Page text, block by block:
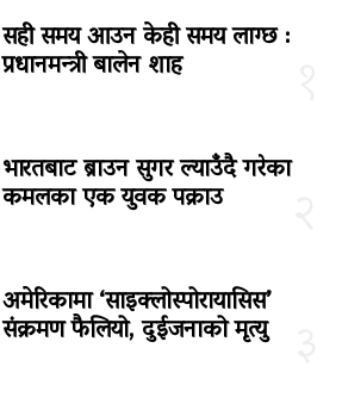
सही समय आउन केही समय लाग्छ :
प्रधानमन्त्री बालेन शाह
भारतबाट ब्राउन सुगर ल्याउँदै गरेका
कमलका एक युवक पक्राउ
अमेरिकामा ‘साइक्लोस्पोरायासिस’
संक्रमण फैलियो, दुईजनाको मृत्यु